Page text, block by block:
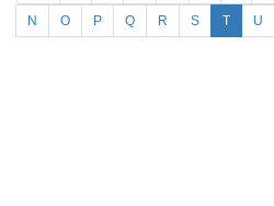
N O P Q R S T U